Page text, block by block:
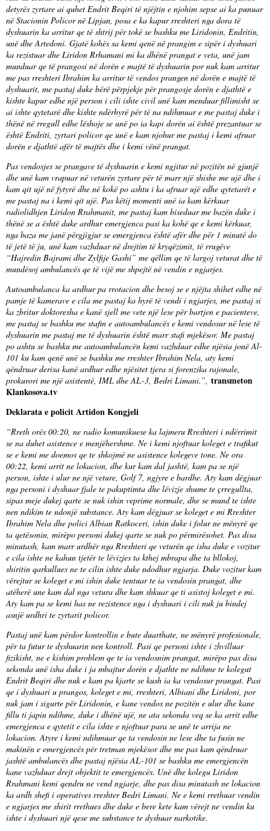
detyrës zyrtare ai quhet Endrit Beqiri të njëjtin e njohim sepse ai ka punuar
në Stacionin Policor në Lipjan, posa e ka kapur rreshteri nga dora të
dyshuarin ka arritur qe të shtrij për tokë se bashku me Liridonin, Endritin,
unë dhe Artedoni. Gjatë kohës sa kemi qenë në prangim e sipër i dyshuari
ka rezistuar dhe Liridon Rrhamani mi ka dhënë prangat e veta, unë jam
munduar qe të prangosi në dorën e majtë të dyshuarin por nuk kam arritur
me pas rreshteri Ibrahim ka arritur të vendos prangen në dorën e majtë të
dyshuarit, me pastaj duke bërë përpjekje për prangosje dorën e djathtë e
kishte kapur edhe një person i cili ishte civil unë kam menduar fillimisht se
ai ishte qytetarë dhe kishte ndërhyrë për të na ndihmuar e me pastaj duke i
thënë në rregull edhe lëshoje se unë po ia kapi dorën ai është prezantuar se
është Endriti, zyrtari policor qe unë e kam njohur me pastaj i kemi afruar
dorën e djathtë afër të majtës dhe i kemi vënë prangat.
Pas vendosjes se prangave të dyshuarin e kemi ngjitur në pozitën në gjunjë
dhe unë kam vrapuar në veturën zyrtare për të marr një shishe me ujë dhe i
kam qit ujë në fytyrë dhe në kokë po ashtu i ka afruar ujë edhe qytetarët e
me pastaj na i kemi qit ujë. Pas këtij momenti unë ia kam kërkuar
radiolidhjen Liridon Rrahmanit, me pastaj kam biseduar me bazën duke i
thënë se a është duke ardhur emergjenca pasi ka kohë qe e kemi kërkuar,
nga baza me janë përgjigjur se emergjenca është afër dhe për 1 minutë do
të jetë të ju, unë kam vazhduar në drejtim të kryqëzimit, të rrugëve
“Hajredin Bajrami dhe Zylfije Gashi” me qëllim qe të largoj veturat dhe të
mundësoj ambulancës qe të vijë me shpejtë në vendin e ngjarjes.
Autoambulanca ka ardhur pa rrotacion dhe besoj se e njëjta shihet edhe në
pamje të kamerave e cila me pastaj ka hyrë të vendi i ngjarjes, me pastaj si
ka zbritur doktoresha e kanë sjell me vete një lese për bartjen e pacienteve,
me pastaj se bashku me stafin e autoambulancës e kemi vendosur në lese të
dyshuarin me pastaj me të dyshuarin është marr stafi mjekësor. Me pastaj
po ashtu se bashku me autoambulancën kemi vazhduar edhe njësia jonë Al-
101 ku kam qenë unë se bashku me rreshter Ibrahim Nela, aty kemi
qëndruar derisa kanë ardhur edhe njësitet tjera si forenzika rajonale,
prokurori me një asistentë, IML dhe AL-3, Bedri Limani.”, transmeton
Klankosova.tv
Deklarata e policit Artidon Kongjeli
“Rreth orës 00:20, ne radio komunikuese ka lajmeru Rreshteri i ndërrimit
se na duhet asistence e menjëhershme. Ne i kemi njoftuar koleget e trafikut
se e kemi me doemos qe te shkojmë ne asistence kolegeve tone. Ne ora
00:22, kemi arrit ne lokacion, dhe kur kam dal jashtë, kam pa se një
person, ishte i ulur ne një veture, Golf 7, ngjyre e bardhe. Aty kam dëgjuar
nga personi i dyshuar fjale te pakuptimta dhe lëvizje shume te çrregullta,
sipas meje dukej qarte se nuk ishin veprime normale, dhe se mund te ishte
nen ndikim te ndonjë substance. Aty kam dëgjuar se koleget e mi Rreshter
Ibrahim Nela dhe polici Albian Ratkoceri, ishin duke i folur ne mënyrë qe
ta qetësonin, mirëpo personi dukej qarte se nuk po përmirësohet. Pas disa
minutash, kam marr urdhër nga Rreshteri qe veturën qe isha duke e vozitur
e cila ishte ne kahun tjetër te lëvizjes ta kthej mbrapa dhe ta bllokoj,
shiritin qarkullues ne te cilin ishte duke ndodhur ngjarja. Duke vozitur kam
vërejtur se koleget e mi ishin duke tentuar te ia vendosin prangat, dhe
atëherë une kam dal nga vetura dhe kam shkuar qe ti asistoj koleget e mi.
Aty kam pa se kemi has ne rezistence nga i dyshuari i cili nuk ju bindej
asnjë urdhri te zyrtarit policor.
Pastaj unë kam përdor kontrollin e bute duarthate, ne mënyrë profesionale,
për ta futur te dyshuarin nen kontroll. Pasi qe personi ishte i zhvilluar
fizikisht, ne e kishim problem qe te ia vendosnim prangat, mirëpo pas disa
sekonda unë isha duke i ja mbajtur dorën e djathte ne ndihme te kolegut
Endrit Beqiri dhe nuk e kam pa kjarte se kush ia ka vendosur prangat. Pasi
qe i dyshuari u prangos, koleget e mi, rreshteri, Albiani dhe Liridoni, por
nuk jam i sigurte për Liridonin, e kane vendos ne pozitën e ulur dhe kane
fillu ti japin ndihme, duke i dhënë ujë, ne ata sekonda veq se ka arrit edhe
emergjenca e qytetit e cila ishte e njoftuar para se unë te arrija ne
lokacion. Atyre i kemi ndihmuar qe ta vendosin ne lese dhe ta fusin ne
makinën e emergjencës për tretman mjekësor dhe me pas kam qëndruar
jashtë ambulancës dhe pastaj njësia AL-101 se bashku me emergjencën
kane vazhduar drejt objektit te emergjencës. Unë dhe kolegu Liridon
Rrahmani kemi qendru ne vend ngjarje, dhe pas disa minutash ne lokacion
ka ardh shefi i operatives rreshter Bedri Limani. Ne e kemi rrethuar vendin
e ngjarjes me shirit rrethues dhe duke e bere kete kam vërejt ne vendin ku
ishte i dyshuari një qese me substance te dyshuar narkotike.